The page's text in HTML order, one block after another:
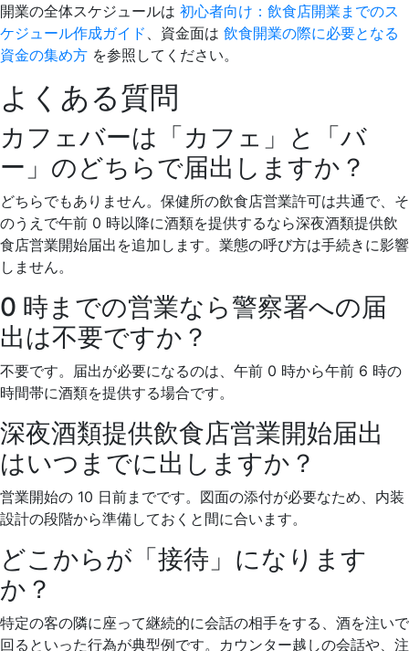
開業の全体スケジュールは 初心者向け：飲食店開業までのス
ケジュール作成ガイド 、資金面は 飲食開業の際に必要となる
資金の集め方 を参照してください。
よくある質問
カフェバーは「カフェ」と「バ
ー」のどちらで届出しますか？
どちらでもありません。保健所の飲食店営業許可は共通で、そ
のうえで午前 0 時以降に酒類を提供するなら深夜酒類提供飲
食店営業開始届出を追加します。業態の呼び方は手続きに影響
しません。
0 時までの営業なら警察署への届
出は不要ですか？
不要です。届出が必要になるのは、午前 0 時から午前 6 時の
時間帯に酒類を提供する場合です。
深夜酒類提供飲食店営業開始届出
はいつまでに出しますか？
営業開始の 10 日前までです。図面の添付が必要なため、内装
設計の段階から準備しておくと間に合います。
どこからが「接待」になります
か？
特定の客の隣に座って継続的に会話の相手をする、酒を注いで
回るといった行為が典型例です。カウンター越しの会話や、注